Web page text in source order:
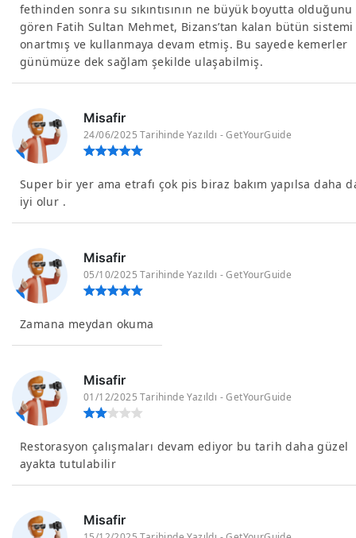
fethinden sonra su sıkıntısının ne büyük boyutta olduğunu
gören Fatih Sultan Mehmet, Bizans’tan kalan bütün sistemi
onartmış ve kullanmaya devam etmiş. Bu sayede kemerler
günümüze dek sağlam şekilde ulaşabilmiş.
Misafir
24/06/2025 Tarihinde Yazıldı - GetYourGuide
Super bir yer ama etrafı çok pis biraz bakım yapılsa daha
iyi olur .
Misafir
05/10/2025 Tarihinde Yazıldı - GetYourGuide
Zamana meydan okuma
Misafir
01/12/2025 Tarihinde Yazıldı - GetYourGuide
Restorasyon çalışmaları devam ediyor bu tarih daha güzel
ayakta tutulabilir
Misafir